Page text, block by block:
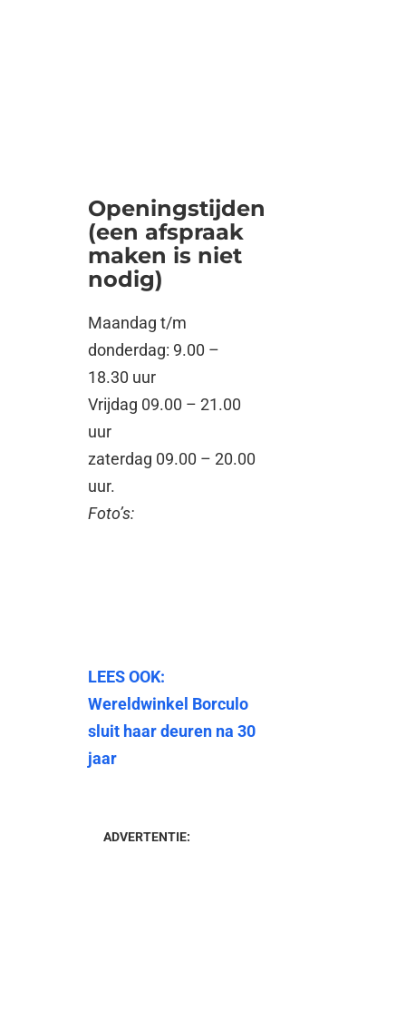
Openingstijden
(een afspraak
maken is niet
nodig)
Maandag t/m
donderdag: 9.00 –
18.30 uur
Vrijdag 09.00 – 21.00
uur
zaterdag 09.00 – 20.00
uur.
Foto’s:
LEES OOK:
Wereldwinkel Borculo
sluit haar deuren na 30
jaar
ADVERTENTIE: